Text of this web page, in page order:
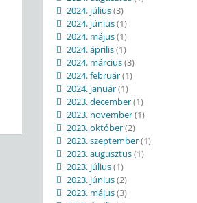
2024. július(3)
2024. június(1)
2024. május(1)
2024. április(1)
2024. március(3)
2024. február(1)
2024. január(1)
2023. december(1)
2023. november(1)
2023. október(2)
2023. szeptember(1)
2023. augusztus(1)
2023. július(1)
2023. június(2)
2023. május(3)